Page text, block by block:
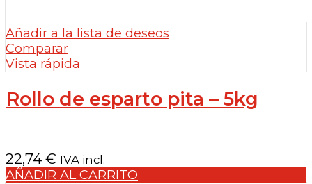
Añadir a la lista de deseos
Comparar
Vista rápida
Rollo de esparto pita – 5kg
22,74 € IVA incl.
AÑADIR AL CARRITO